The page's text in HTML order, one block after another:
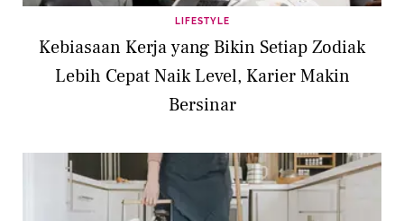
LIFESTYLE
Kebiasaan Kerja yang Bikin Setiap Zodiak
Lebih Cepat Naik Level, Karier Makin
Bersinar